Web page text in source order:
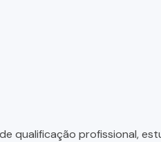
qualificação profissional,